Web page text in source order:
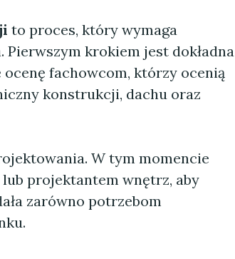
to proces, który wymaga
krokiem jest dokładna
fachowcom, którzy ocenią
konstrukcji, dachu oraz
W tym momencie
projektantem wnętrz, aby
zarówno potrzebom